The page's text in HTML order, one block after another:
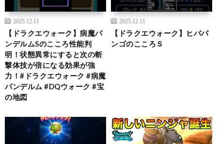
2025.12.11
【ドラクエウォーク】病魔パ
ンデルムSのこころ性能判
明！状態異常にすると次の斬
撃体技が倍になる効果が強
力！#ドラクエウォーク #病魔
パンデルム #DQウォーク #宝
の地図
2025.12.11
【ドラクエウォーク】ヒババ
ンゴのこころＳ